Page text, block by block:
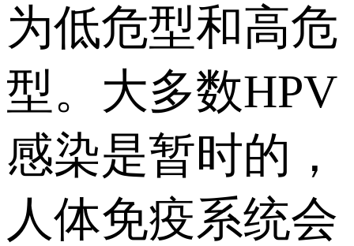
为低危型和高危
型。大多数HPV
感染是暂时的，
人体免疫系统会